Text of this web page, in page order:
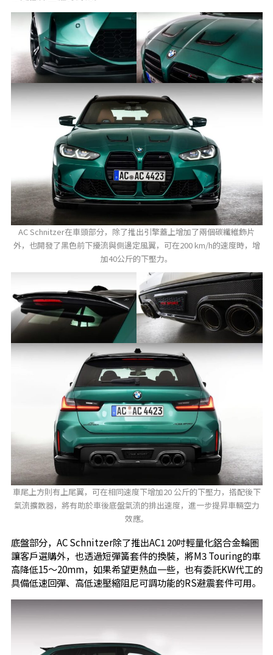
AC Schnitzer在車頭部分，除了推出引擎蓋上增加了兩個碳纖維飾片
外，也開發了黑色前下擾流與側邊定風翼，可在200 km/h的速度時，增
加40公斤的下壓力。
車尾上方則有上尾翼，可在相同速度下增加20 公斤的下壓力，搭配後下
氣流擴散器，將有助於車後底盤氣流的排出速度，進一步提昇車輛空力
效應。
底盤部分，AC Schnitzer除了推出AC1 20吋輕量化鋁合金輪圏
讓客戶選購外，也透過短彈簧套件的換裝，將M3 Touring的車
高降低15～20mm，如果希望更熱血一些，也有委託KW代工的
具備低速回彈、高低速壓縮阻尼可調功能的RS避震套件可用。